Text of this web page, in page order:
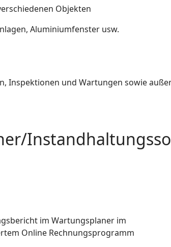
Objekten
Aluminiumfenster usw.
Inspektionen und Wartungen sowie